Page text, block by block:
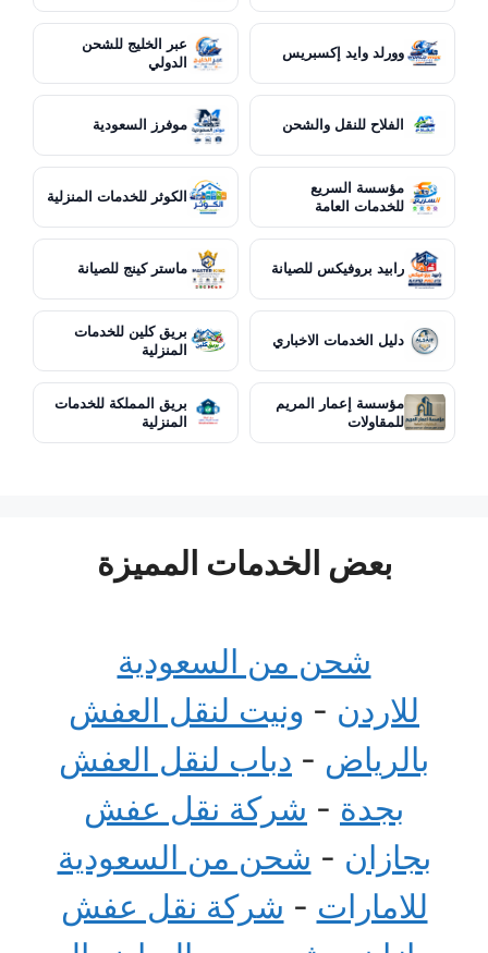
وورلد وايد إكسبريس
عبر الخليج للشحن
الدولي
الفلاح للنقل والشحن موفرز السعودية
مؤسسة السريع
للخدمات العامة
الكوثر للخدمات المنزلية
رابيد بروفيكس للصيانة ماستر كينج للصيانة
دليل الخدمات الاخباري
بريق كلين للخدمات
المنزلية
مؤسسة إعمار المريم
للمقاولات
بريق المملكة للخدمات
المنزلية
بعض الخدمات المميزة
شحن من السعودية
للاردن - ونيت لنقل العفش
بالرياض - دباب لنقل العفش
بجدة - شركة نقل عفش
بجازان - شحن من السعودية
للامارات - شركة نقل عفش